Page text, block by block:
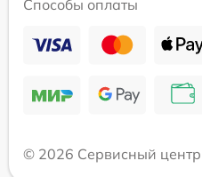
Способы оплаты
© 2026 Сервисный